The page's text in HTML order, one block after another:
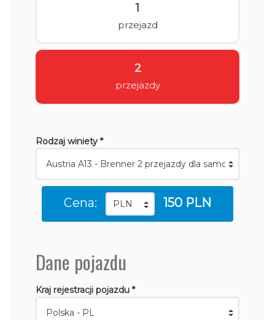
1
przejazd
2
przejazdy
Rodzaj winiety *
Cena: 150 PLN
Dane pojazdu
Kraj rejestracji pojazdu *